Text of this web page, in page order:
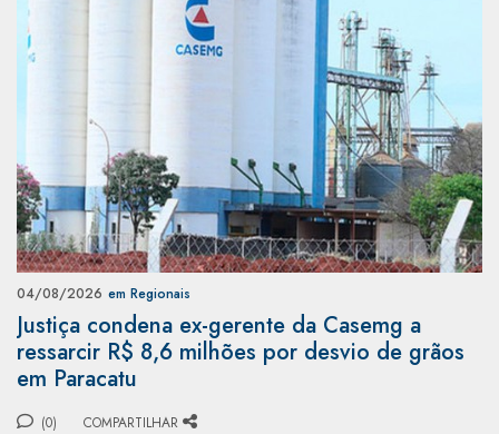
04/08/2026 em Regionais
Justiça condena ex-gerente da Casemg a
ressarcir R$ 8,6 milhões por desvio de grãos
em Paracatu
(0) COMPARTILHAR